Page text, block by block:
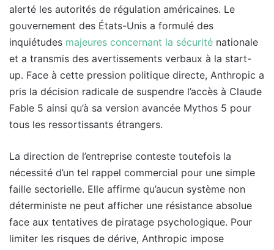
alerté les autorités de régulation américaines. Le
gouvernement des États-Unis a formulé des
inquiétudes majeures concernant la sécurité nationale
et a transmis des avertissements verbaux à la start-
up. Face à cette pression politique directe, Anthropic a
pris la décision radicale de suspendre l’accès à Claude
Fable 5 ainsi qu’à sa version avancée Mythos 5 pour
tous les ressortissants étrangers.
La direction de l’entreprise conteste toutefois la
nécessité d’un tel rappel commercial pour une simple
faille sectorielle. Elle affirme qu’aucun système non
déterministe ne peut afficher une résistance absolue
face aux tentatives de piratage psychologique. Pour
limiter les risques de dérive, Anthropic impose